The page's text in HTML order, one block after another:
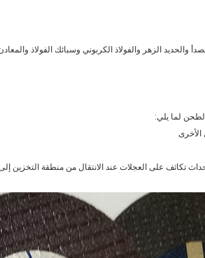
والحديد الزهر والفولاذ الكربوني وسبائك الفولاذ
لما يلي:
الأخرى
تكاثف على العجلات عند الانتقال من منطقة التخزين